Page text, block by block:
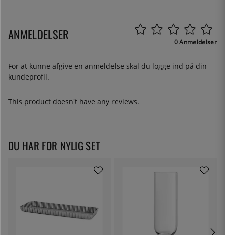
ANMELDELSER 0 Anmeldelser
For at kunne afgive en anmeldelse skal du logge ind på din
kundeprofil.
This product doesn't have any reviews.
DU HAR FOR NYLIG SET